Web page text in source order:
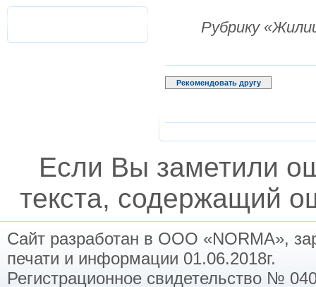
Рубрику
Рекомендовать другу
Если Вы заметили
текста, содержащий
Сайт разработан в ООО «NORMA»,
печати и информации 01.06.2018г.
Регистрационное свидетельство №